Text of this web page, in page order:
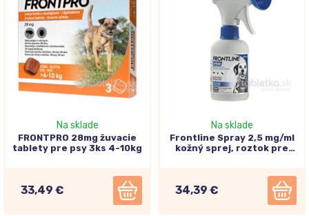
Na sklade
FRONTPRO 28mg žuvacie
tablety pre psy 3ks 4-10kg
33,49 €
Na sklade
Frontline Spray 2,5 mg/ml
kožný sprej, roztok pre
34,39 €